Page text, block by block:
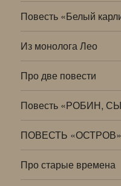
Повесть «Белый
Из монолога Лео
Про две повести
Повесть «РОБИН,
ПОВЕСТЬ «ОСТРОВ»
Про старые времена